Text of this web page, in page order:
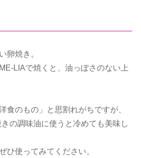
卵焼き。
LIAで焼くと、油っぽさのない上
食のもの」と思割れがちですが、
の調味油に使うと冷めても美味し
ひ使ってみてください。